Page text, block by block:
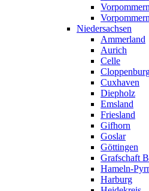
Niedersachsen
Ammerland
Aurich
Celle
Cuxhaven
Diepholz
Emsland
Friesland
Gifhorn
Goslar
Göttingen
Grafschaft
Hameln-
Harburg